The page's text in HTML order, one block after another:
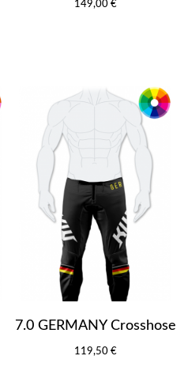
149,00 €
7.0 GERMANY Crosshose
119,50 €